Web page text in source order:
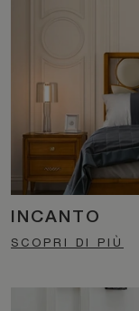
INCANTO
SCOPRI DI PIÙ